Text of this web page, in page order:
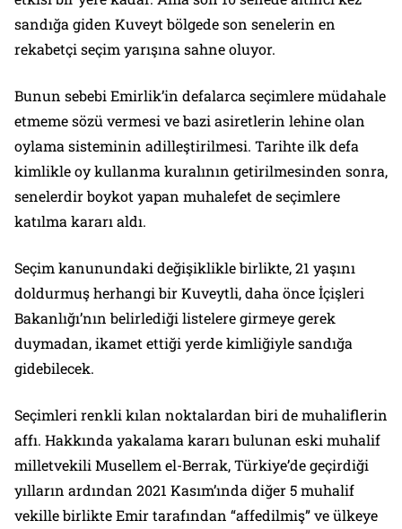
sandığa giden Kuveyt bölgede son senelerin en
rekabetçi seçim yarışına sahne oluyor.
Bunun sebebi Emirlik’in defalarca seçimlere müdahale
etmeme sözü vermesi ve bazi asiretlerin lehine olan
oylama sisteminin adilleştirilmesi. Tarihte ilk defa
kimlikle oy kullanma kuralının getirilmesinden sonra,
senelerdir boykot yapan muhalefet de seçimlere
katılma kararı aldı.
Seçim kanunundaki değişiklikle birlikte, 21 yaşını
doldurmuş herhangi bir Kuveytli, daha önce İçişleri
Bakanlığı’nın belirlediği listelere girmeye gerek
duymadan, ikamet ettiği yerde kimliğiyle sandığa
gidebilecek.
Seçimleri renkli kılan noktalardan biri de muhaliflerin
affı. Hakkında yakalama kararı bulunan eski muhalif
milletvekili Musellem el-Berrak, Türkiye’de geçirdiği
yılların ardından 2021 Kasım’ında diğer 5 muhalif
vekille birlikte Emir tarafından “affedilmiş” ve ülkeye